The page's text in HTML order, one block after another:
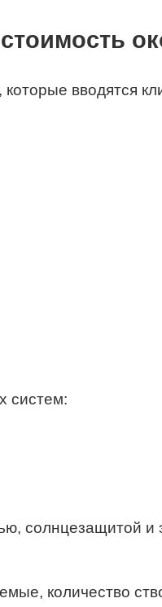
вводятся
систем:
солнцезащитой
количество